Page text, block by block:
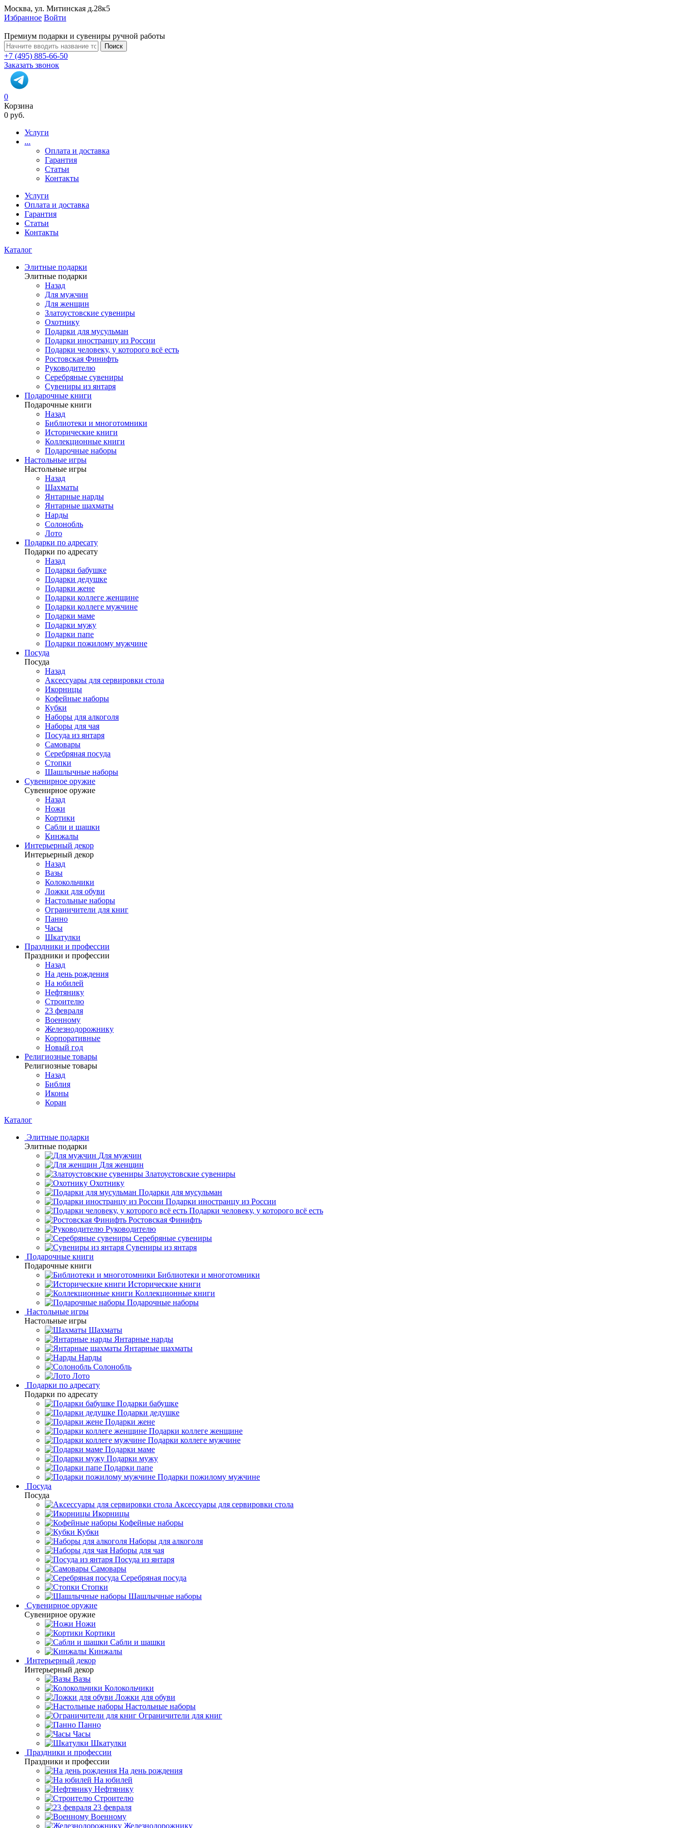
Москва, ул. Митинская д.28к5
Избранное Войти
Премиум подарки и сувениры ручной работы
Поиск
+7 (495) 885-66-50
Заказать звонок
0
Корзина
0 руб.
Услуги
...
Оплата и доставка
Гарантия
Статьи
Контакты
Услуги
Оплата и доставка
Гарантия
Статьи
Контакты
Каталог
Элитные подарки
Элитные подарки
Назад
Для мужчин
Для женщин
Златоустовские сувениры
Охотнику
Подарки для мусульман
Подарки иностранцу из России
Подарки человеку, у которого всё есть
Ростовская Финифть
Руководителю
Серебряные сувениры
Сувениры из янтаря
Подарочные книги
Подарочные книги
Назад
Библиотеки и многотомники
Исторические книги
Коллекционные книги
Подарочные наборы
Настольные игры
Настольные игры
Назад
Шахматы
Янтарные нарды
Янтарные шахматы
Нарды
Солонобль
Лото
Подарки по адресату
Подарки по адресату
Назад
Подарки бабушке
Подарки дедушке
Подарки жене
Подарки коллеге женщине
Подарки коллеге мужчине
Подарки маме
Подарки мужу
Подарки папе
Подарки пожилому мужчине
Посуда
Посуда
Назад
Аксессуары для сервировки стола
Икорницы
Кофейные наборы
Кубки
Наборы для алкоголя
Наборы для чая
Посуда из янтаря
Самовары
Серебряная посуда
Стопки
Шашлычные наборы
Сувенирное оружие
Сувенирное оружие
Назад
Ножи
Кортики
Сабли и шашки
Кинжалы
Интерьерный декор
Интерьерный декор
Назад
Вазы
Колокольчики
Ложки для обуви
Настольные наборы
Ограничители для книг
Панно
Часы
Шкатулки
Праздники и профессии
Праздники и профессии
Назад
На день рождения
На юбилей
Нефтянику
Строителю
23 февраля
Военному
Железнодорожнику
Корпоративные
Новый год
Религиозные товары
Религиозные товары
Назад
Библия
Иконы
Коран
Каталог
Элитные подарки
Элитные подарки
Для мужчин
Для женщин
Златоустовские сувениры
Охотнику
Подарки для мусульман
Подарки иностранцу из России
Подарки человеку, у которого всё есть
Ростовская Финифть
Руководителю
Серебряные сувениры
Сувениры из янтаря
Подарочные книги
Подарочные книги
Библиотеки и многотомники
Исторические книги
Коллекционные книги
Подарочные наборы
Настольные игры
Настольные игры
Шахматы
Янтарные нарды
Янтарные шахматы
Нарды
Солонобль
Лото
Подарки по адресату
Подарки по адресату
Подарки бабушке
Подарки дедушке
Подарки жене
Подарки коллеге женщине
Подарки коллеге мужчине
Подарки маме
Подарки мужу
Подарки папе
Подарки пожилому мужчине
Посуда
Посуда
Аксессуары для сервировки стола
Икорницы
Кофейные наборы
Кубки
Наборы для алкоголя
Наборы для чая
Посуда из янтаря
Самовары
Серебряная посуда
Стопки
Шашлычные наборы
Сувенирное оружие
Сувенирное оружие
Ножи
Кортики
Сабли и шашки
Кинжалы
Интерьерный декор
Интерьерный декор
Вазы
Колокольчики
Ложки для обуви
Настольные наборы
Ограничители для книг
Панно
Часы
Шкатулки
Праздники и профессии
Праздники и профессии
На день рождения
На юбилей
Нефтянику
Строителю
23 февраля
Военному
Железнодорожнику